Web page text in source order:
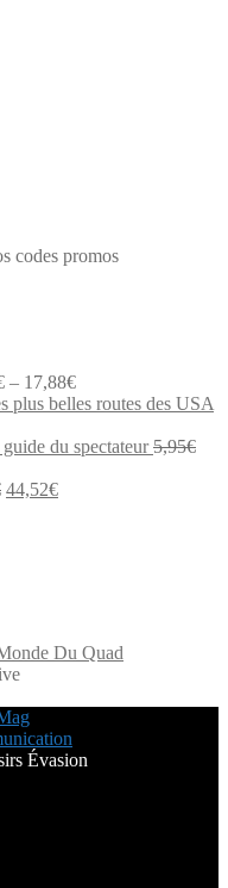
codes promos
– 17,88€
plus belles routes des USA
du spectateur 5,95€
Le
44,52€Le